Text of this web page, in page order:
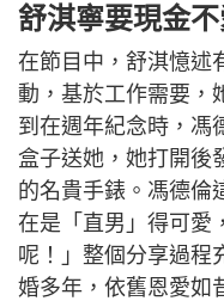
舒淇寧要現金
在節目中，舒淇憶述
動，基於工作需要，
到在週年紀念時，馮
盒子送她，她打開後
的名貴手錶。馮德倫
在是「直男」得可愛
呢！」整個分享過程
婚多年，依舊恩愛如